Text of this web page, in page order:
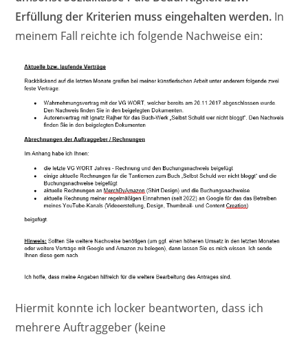
Erfüllung der Kriterien muss eingehalten werden. In
meinem Fall reichte ich folgende Nachweise ein:
Hiermit konnte ich locker beantworten, dass ich
mehrere Auftraggeber (keine